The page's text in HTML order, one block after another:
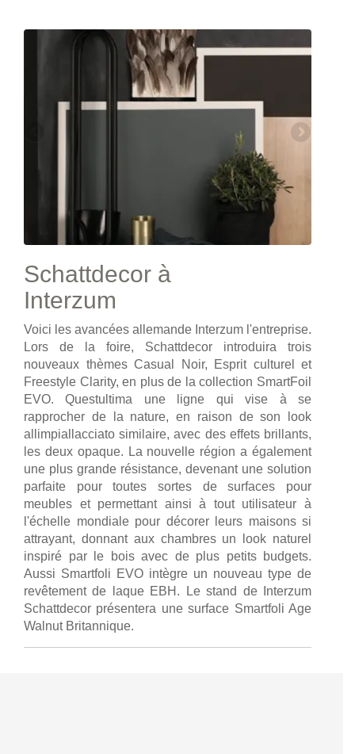
Schattdecor à
Interzum
Voici les avancées allemande Interzum l'entreprise.
Lors de la foire, Schattdecor introduira trois
nouveaux thèmes Casual Noir, Esprit culturel et
Freestyle Clarity, en plus de la collection SmartFoil
EVO. Questultima une ligne qui vise à se
rapprocher de la nature, en raison de son look
allimpiallacciato similaire, avec des effets brillants,
les deux opaque. La nouvelle région a également
une plus grande résistance, devenant une solution
parfaite pour toutes sortes de surfaces pour
meubles et permettant ainsi à tout utilisateur à
l'échelle mondiale pour décorer leurs maisons si
attrayant, donnant aux chambres un look naturel
inspiré par le bois avec de plus petits budgets.
Aussi Smartfoli EVO intègre un nouveau type de
revêtement de laque EBH. Le stand de Interzum
Schattdecor présentera une surface Smartfoli Age
Walnut Britannique.